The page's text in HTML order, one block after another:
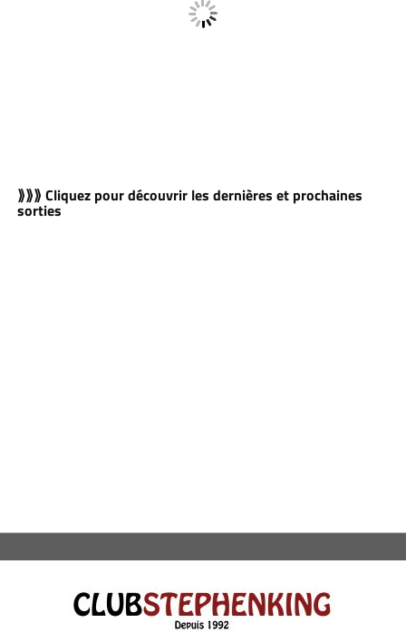
⟫⟫⟫ Cliquez pour découvrir les dernières et prochaines
sorties